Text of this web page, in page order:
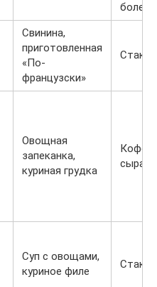
более
Свинина,
приготовленная
«По-
французски»
Овощная
запеканка,
куриная грудка
Кофе
сыра
Суп с овощами,
куриное филе